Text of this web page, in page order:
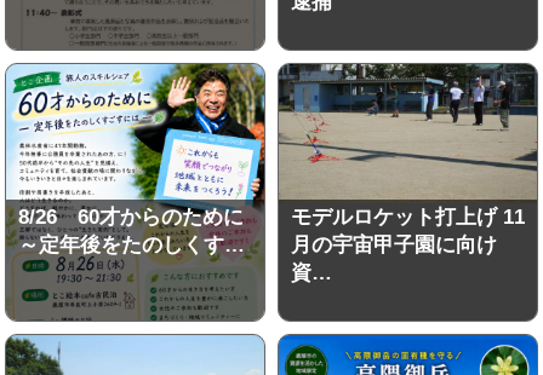
8/26 60才からのために
～定年後をたのしくす…
モデルロケット打上げ 11
月の宇宙甲子園に向け
資…